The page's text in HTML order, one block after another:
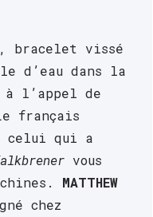
bracelet vissé
d’eau dans la
français
celui qui a
vous
MATTHEW